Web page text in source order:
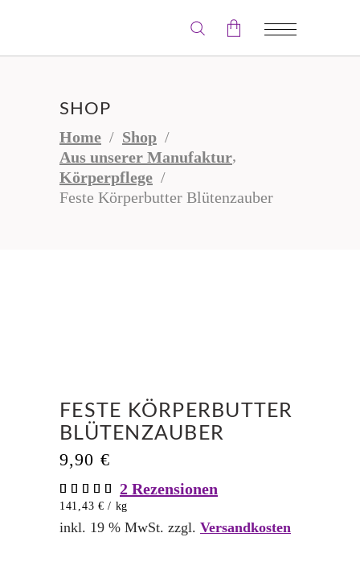
SHOP
Home / Shop /
Aus unserer Manufaktur,
Körperpflege /
Feste Körperbutter Blütenzauber
FESTE KÖRPERBUTTER
BLÜTENZAUBER
9,90 €
Bewertet
mit
5.00
von 5,
2
2 Rezensionen
141,43 € / kg
inkl. 19 % MwSt. zzgl. Versandkosten